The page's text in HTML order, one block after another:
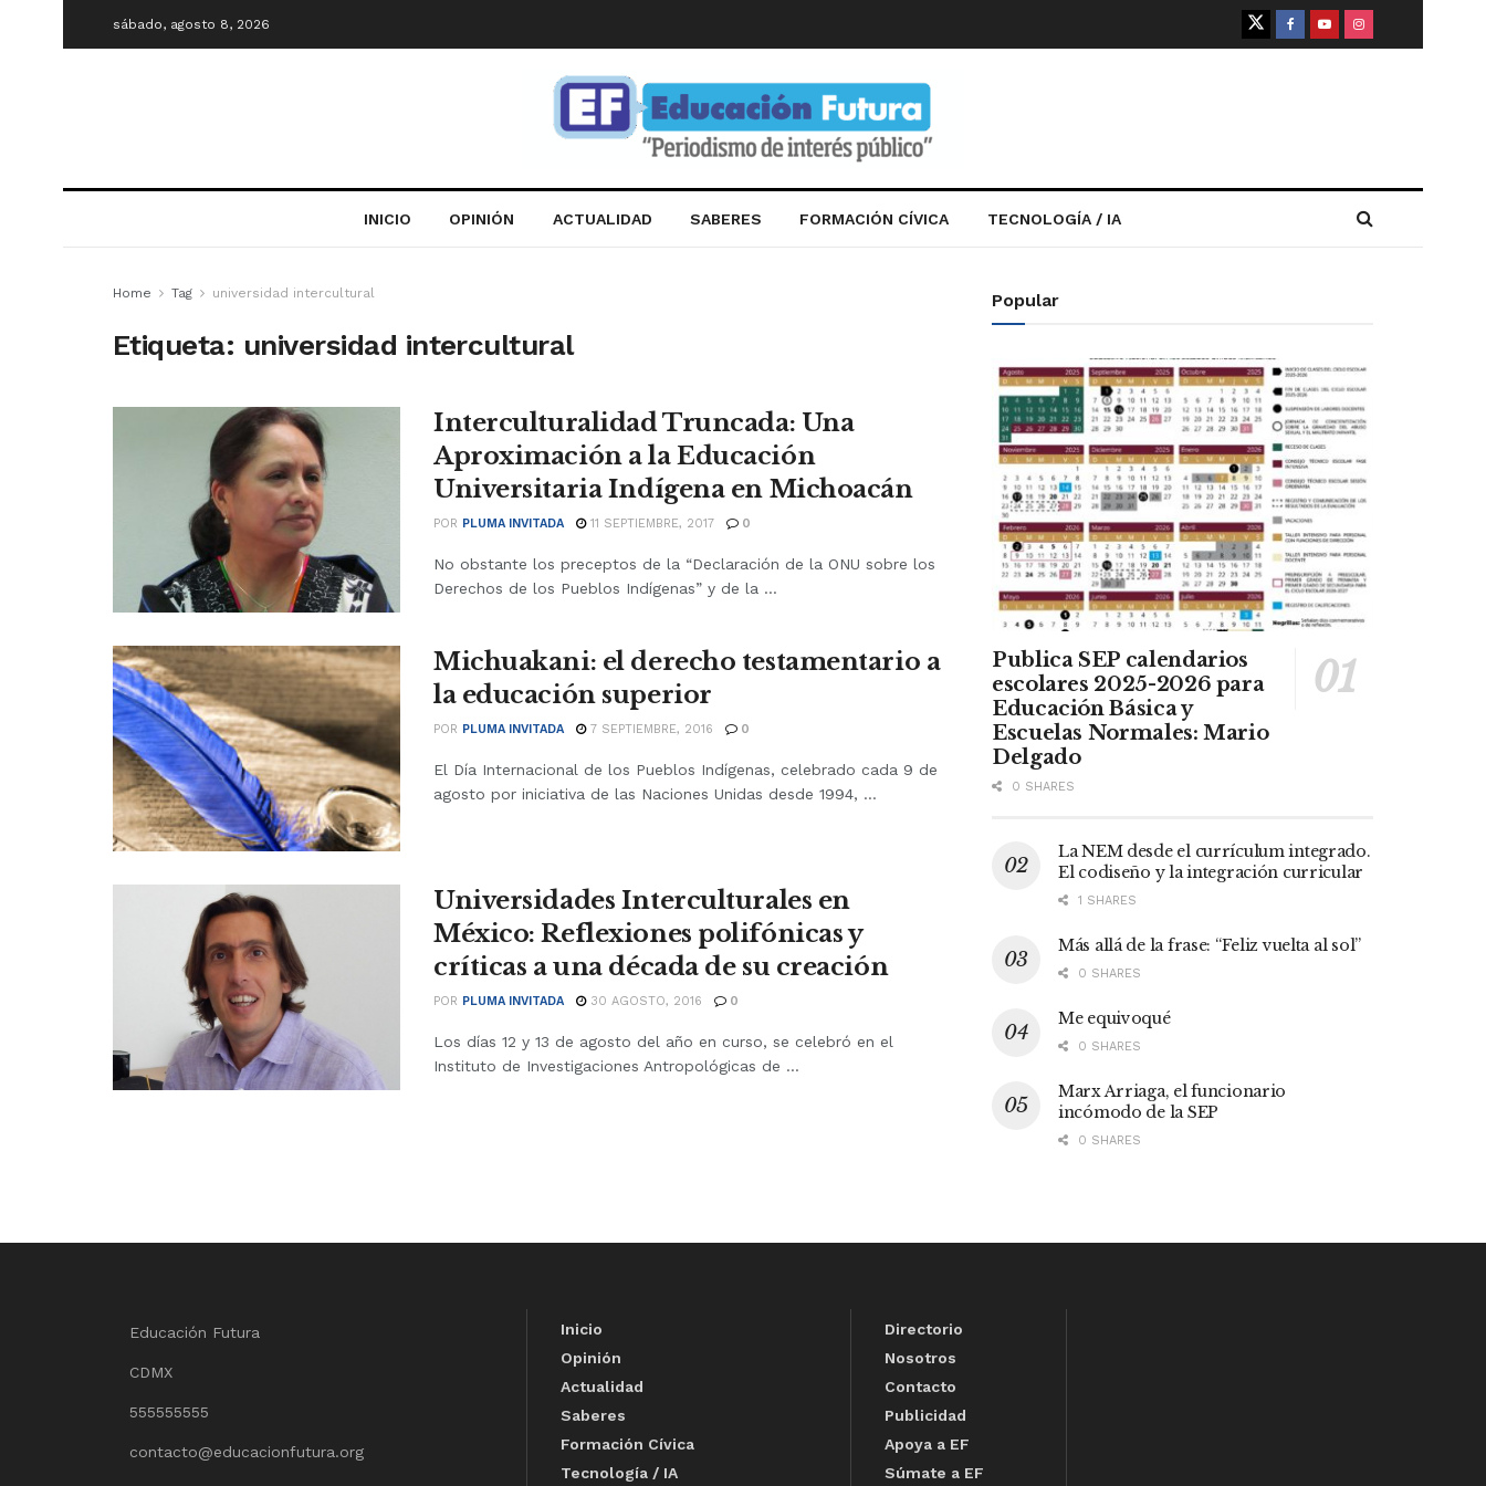
sábado, agosto 8, 2026
INICIO OPINIÓN ACTUALIDAD SABERES FORMACIÓN CÍVICA TECNOLOGÍA / IA
Home Tag universidad intercultural
Etiqueta: universidad intercultural
Interculturalidad Truncada: Una
Aproximación a la Educación
Universitaria Indígena en Michoacán
POR PLUMA INVITADA 11 SEPTIEMBRE, 2017 0
No obstante los preceptos de la “Declaración de la ONU sobre los
Derechos de los Pueblos Indígenas” y de la ...
Michuakani: el derecho testamentario a
la educación superior
POR PLUMA INVITADA 7 SEPTIEMBRE, 2016 0
El Día Internacional de los Pueblos Indígenas, celebrado cada 9 de
agosto por iniciativa de las Naciones Unidas desde 1994, ...
Universidades Interculturales en
México: Reflexiones polifónicas y
críticas a una década de su creación
POR PLUMA INVITADA 30 AGOSTO, 2016 0
Los días 12 y 13 de agosto del año en curso, se celebró en el
Instituto de Investigaciones Antropológicas de ...
Popular
Publica SEP calendarios
escolares 2025-2026 para
Educación Básica y
Escuelas Normales: Mario
Delgado
0 SHARES
La NEM desde el currículum integrado.
El codiseño y la integración curricular
1 SHARES
Más allá de la frase: “Feliz vuelta al sol”
0 SHARES
Me equivoqué
0 SHARES
Marx Arriaga, el funcionario
incómodo de la SEP
0 SHARES
Educación Futura
CDMX
555555555
contacto@educacionfutura.org
Inicio
Opinión
Actualidad
Saberes
Formación Cívica
Tecnología / IA
Directorio
Nosotros
Contacto
Publicidad
Apoya a EF
Súmate a EF